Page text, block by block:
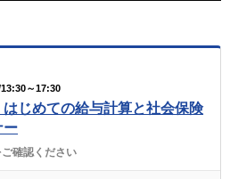
～17:30
はじめての給与計算と社会保険
ー
確認ください